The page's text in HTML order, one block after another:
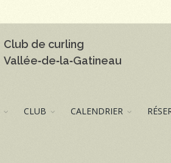
Club de curling
Vallée‑de‑la‑Gatineau
CLUB CALENDRIER